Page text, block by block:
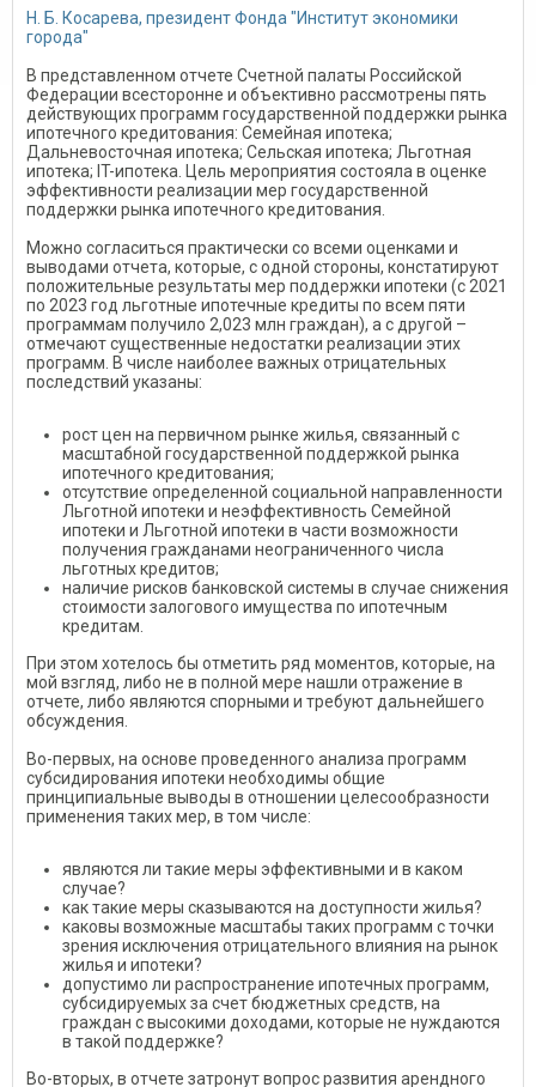
Н. Б. Косарева, президент Фонда "Институт экономики
города"
В представленном отчете Счетной палаты Российской
Федерации всесторонне и объективно рассмотрены пять
действующих программ государственной поддержки рынка
ипотечного кредитования: Семейная ипотека;
Дальневосточная ипотека; Сельская ипотека; Льготная
ипотека; IT-ипотека. Цель мероприятия состояла в оценке
эффективности реализации мер государственной
поддержки рынка ипотечного кредитования.
Можно согласиться практически со всеми оценками и
выводами отчета, которые, с одной стороны, констатируют
положительные результаты мер поддержки ипотеки (с 2021
по 2023 год льготные ипотечные кредиты по всем пяти
программам получило 2,023 млн граждан), а с другой –
отмечают существенные недостатки реализации этих
программ. В числе наиболее важных отрицательных
последствий указаны:
рост цен на первичном рынке жилья, связанный с
масштабной государственной поддержкой рынка
ипотечного кредитования;
отсутствие определенной социальной направленности
Льготной ипотеки и неэффективность Семейной
ипотеки и Льготной ипотеки в части возможности
получения гражданами неограниченного числа
льготных кредитов;
наличие рисков банковской системы в случае снижения
стоимости залогового имущества по ипотечным
кредитам.
При этом хотелось бы отметить ряд моментов, которые, на
мой взгляд, либо не в полной мере нашли отражение в
отчете, либо являются спорными и требуют дальнейшего
обсуждения.
Во-первых, на основе проведенного анализа программ
субсидирования ипотеки необходимы общие
принципиальные выводы в отношении целесообразности
применения таких мер, в том числе:
являются ли такие меры эффективными и в каком
случае?
как такие меры сказываются на доступности жилья?
каковы возможные масштабы таких программ с точки
зрения исключения отрицательного влияния на рынок
жилья и ипотеки?
допустимо ли распространение ипотечных программ,
субсидируемых за счет бюджетных средств, на
граждан с высокими доходами, которые не нуждаются
в такой поддержке?
Во-вторых, в отчете затронут вопрос развития арендного